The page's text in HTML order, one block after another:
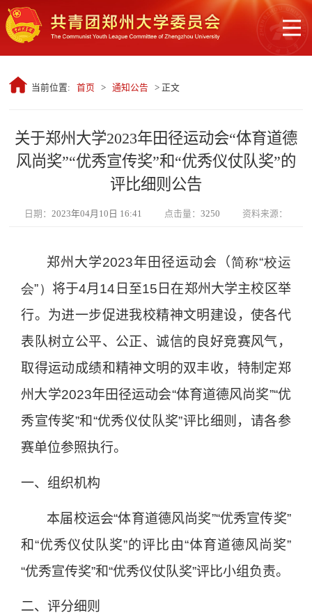
当前位置: 首页 > 通知公告 > 正文
关于郑州大学2023年田径运动会“体育道德
风尚奖”“优秀宣传奖”和“优秀仪仗队奖”的
评比细则公告
日期： 2023年04月10日 16:41 点击量： 3250 资料来源：
郑州大学2023年田径运动会（简称“校运
会”） 将于4月 14 日至15 日在郑州大学主校区举
行。为进一步促进我校精神文明建设，使各代
表队树立公平、公正、诚信的良好竞赛风气，
取得运动成绩和精神文明的双丰收，特制定郑
州大学2023年田径运动会“体育道德风尚奖”“优
秀宣传奖”和“优秀仪仗队奖”评比细则，请各参
赛单位参照执行。
一、组织机构
本届校运会“体育道德风尚奖”“优秀宣传奖”
和“优秀仪仗队奖”的评比由“体育道德风尚奖”
“优秀宣传奖”和“优秀仪仗队奖”评比小组负责。
二、评分细则